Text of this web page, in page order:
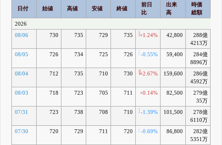
日付 始値 高値 安値 終値
前日
比
出来
高
時価
総額
2026
08/06
730 735 729 735 +1.24% 42,800
288億
4213万
08/05 726 734 725 726 -0.55% 59,400
284億
8896万
08/04 712 735 710 730 +2.67% 159,600
286億
4592万
08/03 718 723 705 711 +0.14% 82,500
279億
35万
07/31 723 738 708 710 -1.39% 101,500
278億
6110万
07/30 720 729 711 720 -0.69% 86,800
282億
5351万